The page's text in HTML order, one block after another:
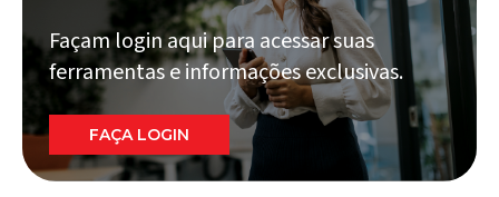
Façam login aqui para acessar suas
ferramentas e informações exclusivas.
FAÇA LOGIN